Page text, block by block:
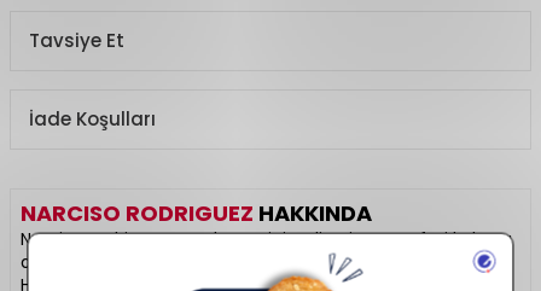
Tavsiye Et
İade Koşulları
NARCISO RODRIGUEZ HAKKINDA
Narciso Rodriguez, modern minimalizmi ve zarafeti kokuya
dönüştüren lüks bir parfüm markasıdır. “For Her” ve “For
Him” koleksiyonları misk bazlı imza kokularıyla sadelikten